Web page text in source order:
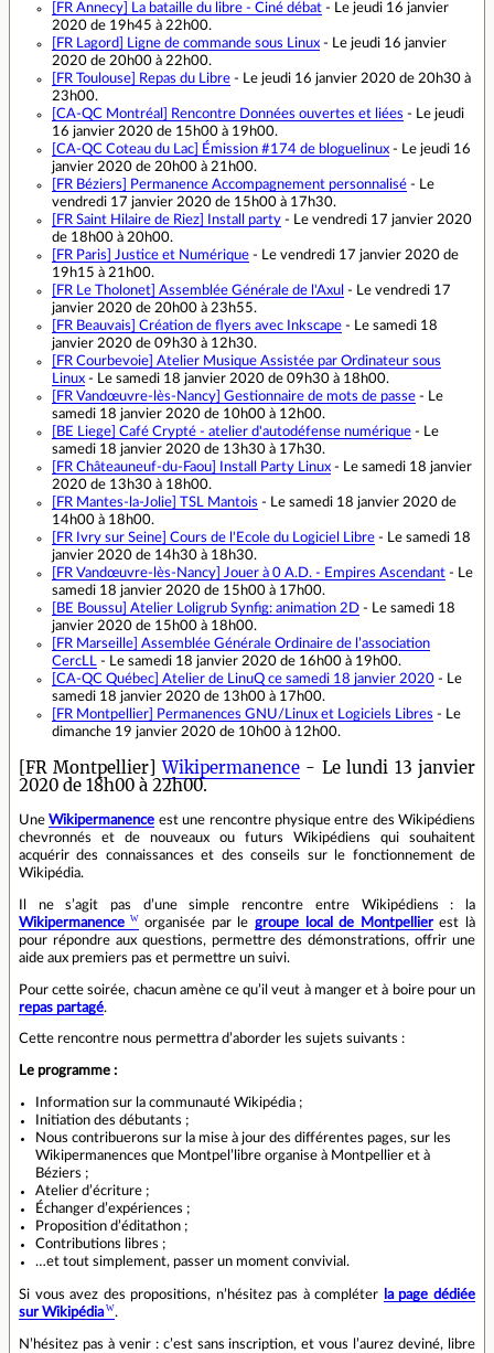
[FR Annecy]
La bataille du libre - Ciné débat - Le jeudi 16 janvier
2020 de 19h45 à 22h00.
[FR Lagord]
Ligne de commande sous Linux - Le jeudi 16 janvier
2020 de 20h00 à 22h00.
[FR Toulouse]
Repas du Libre - Le jeudi 16 janvier 2020 de 20h30 à
23h00.
[CA-QC Montréal]
Rencontre Données ouvertes et liées - Le jeudi
16 janvier 2020 de 15h00 à 19h00.
[CA-QC Coteau du Lac]
Émission #174 de bloguelinux - Le jeudi 16
janvier 2020 de 20h00 à 21h00.
[FR Béziers]
Permanence Accompagnement personnalisé - Le
vendredi 17 janvier 2020 de 15h00 à 17h30.
[FR Saint Hilaire de Riez]
Install party - Le vendredi 17 janvier 2020
de 18h00 à 20h00.
[FR Paris]
Justice et Numérique - Le vendredi 17 janvier 2020 de
19h15 à 21h00.
[FR Le Tholonet] Assemblée Générale de l'Axul - Le vendredi 17
janvier 2020 de 20h00 à 23h55.
[FR Beauvais] Création de flyers avec Inkscape - Le samedi 18
janvier 2020 de 09h30 à 12h30.
[FR Courbevoie] Atelier Musique Assistée par Ordinateur sous
Linux - Le samedi 18 janvier 2020 de 09h30 à 18h00.
[FR Vandœuvre-lès-Nancy] Gestionnaire de mots de passe - Le
samedi 18 janvier 2020 de 10h00 à 12h00.
[BE Liege] Café Crypté - atelier d'autodéfense numérique - Le
samedi 18 janvier 2020 de 13h30 à 17h30.
[FR Châteauneuf-du-Faou]
Install Party Linux - Le samedi 18 janvier
2020 de 13h30 à 18h00.
[FR Mantes-la-Jolie] TSL Mantois - Le samedi 18 janvier 2020 de
14h00 à 18h00.
[FR Ivry sur Seine] Cours de l'Ecole du Logiciel Libre - Le samedi 18
janvier 2020 de 14h30 à 18h30.
[FR Vandœuvre-lès-Nancy]
Jouer à 0 A.D. - Empires Ascendant - Le
samedi 18 janvier 2020 de 15h00 à 17h00.
[BE Boussu] Atelier Loligrub Synfig: animation 2D - Le samedi 18
janvier 2020 de 15h00 à 18h00.
[FR Marseille] Assemblée Générale Ordinaire de l’association
CercLL
- Le samedi 18 janvier 2020 de 16h00 à 19h00.
[CA-QC Québec] Atelier de LinuQ ce samedi 18 janvier 2020 - Le
samedi 18 janvier 2020 de 13h00 à 17h00.
[FR Montpellier]
Permanences GNU/Linux et Logiciels Libres - Le
dimanche 19 janvier 2020 de 10h00 à 12h00.
[FR Montpellier]Wikipermanence- Le lundi 13 janvier
2020 de 18h00 à 22h00.
UneWikipermanence est une rencontre physique entre des Wikipédiens
chevronnés et de nouveaux ou futurs Wikipédiens qui souhaitent
acquérir des connaissances et des conseils sur le fonctionnement de
Wikipédia.
Il ne s’agit pas d’une simple rencontre entre Wikipédiens : la
Wikipermanence
organisée par legroupe local de Montpellierest là
pour répondre aux questions, permettre des démonstrations, offrir une
aide aux premiers pas et permettre un suivi.
Pour cette soirée, chacun amène ce qu’il veut à manger et à boire pour un
repas partagé.
Cette rencontre nous permettra d’aborder les sujets suivants :
Le programme :
Information sur la communauté Wikipédia ;
Initiation des débutants ;
Nous contribuerons sur la mise à jour des différentes pages, sur les
Wikipermanences que Montpel’libre organise à Montpellier et à
Béziers ;
Atelier d’écriture ;
Échanger d’expériences ;
Proposition d’éditathon ;
Contributions libres ;
…et tout simplement, passer un moment convivial.
Si vous avez des propositions, n’hésitez pas à compléter
la page dédiée
sur Wikipédia
.
N’hésitez pas à venir : c’est sans inscription, et vous l’aurez deviné, libre